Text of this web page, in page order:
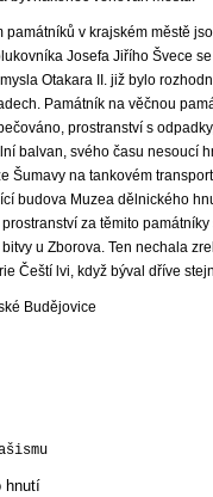
památníků v krajském městě
Josefa Jiřího Švece
Otakara II. již bylo
Památník na věčnou
prostranství s
balvan, svého času nesoucí
Šumavy na tankovém
budova Muzea dělnického
za těmito
u Zborova. Ten nechala
Čeští lvi, když býval dříve
Budějovice